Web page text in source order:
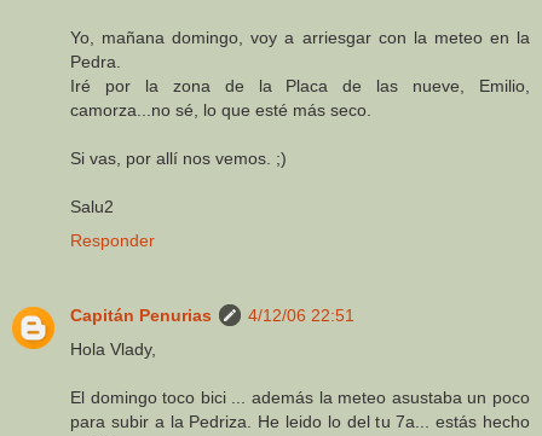
Yo, mañana domingo, voy a arriesgar con la meteo en la
Pedra.
Iré por la zona de la Placa de las nueve, Emilio,
camorza...no sé, lo que esté más seco.
Si vas, por allí nos vemos. ;)
Salu2
Responder
Capitán Penurias
4/12/06 22:51
Hola Vlady,
El domingo toco bici ... además la meteo asustaba un poco
para subir a la Pedriza. He leido lo del tu 7a... estás hecho